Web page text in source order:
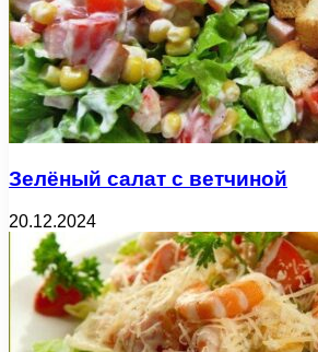
Зелёный салат с ветчиной
20.12.2024